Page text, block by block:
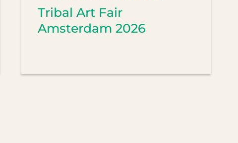
Tribal Art Fair
Amsterdam 2026